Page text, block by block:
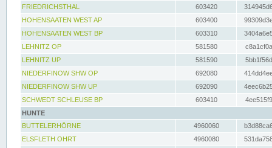
FRIEDRICHSTHAL
603420
HOHENSAATEN WEST AP
603400
HOHENSAATEN WEST BP
603310
LEHNITZ OP
581580
LEHNITZ UP
581590
NIEDERFINOW SHW OP
692080
NIEDERFINOW SHW UP
692090
SCHWEDT SCHLEUSE BP
603410
HUNTE
BUTTELERHÖRNE
4960060
ELSFLETH OHRT
4960080